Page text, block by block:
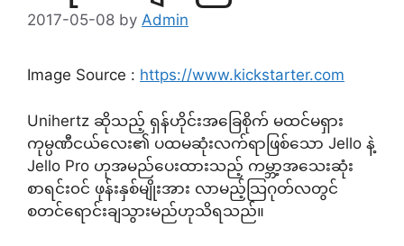
2017-05-08 by Admin
Image Source : https://www.kickstarter.com
Unihertz ဆိုသည့် ရှန်ဟိုင်းအခြေစိုက် မထင်မရှား
ကုမ္ပဏီငယ်လေး၏ ပထမဆုံးလက်ရာဖြစ်သော Jello နဲ့
Jello Pro ဟုအမည်ပေးထားသည့် ကမ္ဘာ့အသေးဆုံး
စာရင်း၀င် ဖုန်းနှစ်မျိုးအား လာမည့်သြဂုတ်လတွင်
စတင်ရောင်းချသွားမည်ဟုသိရသည်။